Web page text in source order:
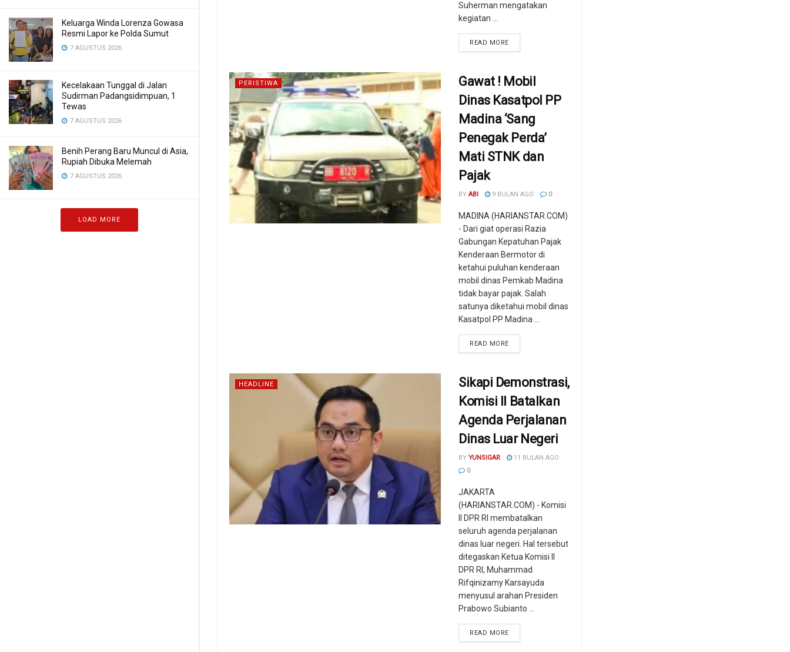
Keluarga Winda Lorenza Gowasa
Resmi Lapor ke Polda Sumut
7 AGUSTUS 2026
Kecelakaan Tunggal di Jalan
Sudirman Padangsidimpuan, 1
Tewas
7 AGUSTUS 2026
Benih Perang Baru Muncul di Asia,
Rupiah Dibuka Melemah
7 AGUSTUS 2026
LOAD MORE
Suherman mengatakan
kegiatan ...
READ MORE
PERISTIWA
Gawat ! Mobil
Dinas Kasatpol PP
Madina ‘Sang
Penegak Perda’
Mati STNK dan
Pajak
BY ABI 9 BULAN AGO 0
MADINA (HARIANSTAR.COM)
- Dari giat operasi Razia
Gabungan Kepatuhan Pajak
Kenderaan Bermotor di
ketahui puluhan kenderaan
mobil dinas Pemkab Madina
tidak bayar pajak. ‎Salah
satunya diketahui mobil dinas
Kasatpol PP Madina ...
READ MORE
HEADLINE
Sikapi Demonstrasi,
Komisi II Batalkan
Agenda Perjalanan
Dinas Luar Negeri
BY YUNSIGAR
11 BULAN AGO
0
JAKARTA
(HARIANSTAR.COM) - Komisi
II DPR RI membatalkan
seluruh agenda perjalanan
dinas luar negeri. Hal tersebut
ditegaskan Ketua Komisi II
DPR RI, Muhammad
Rifqinizamy Karsayuda
menyusul arahan Presiden
Prabowo Subianto ...
READ MORE